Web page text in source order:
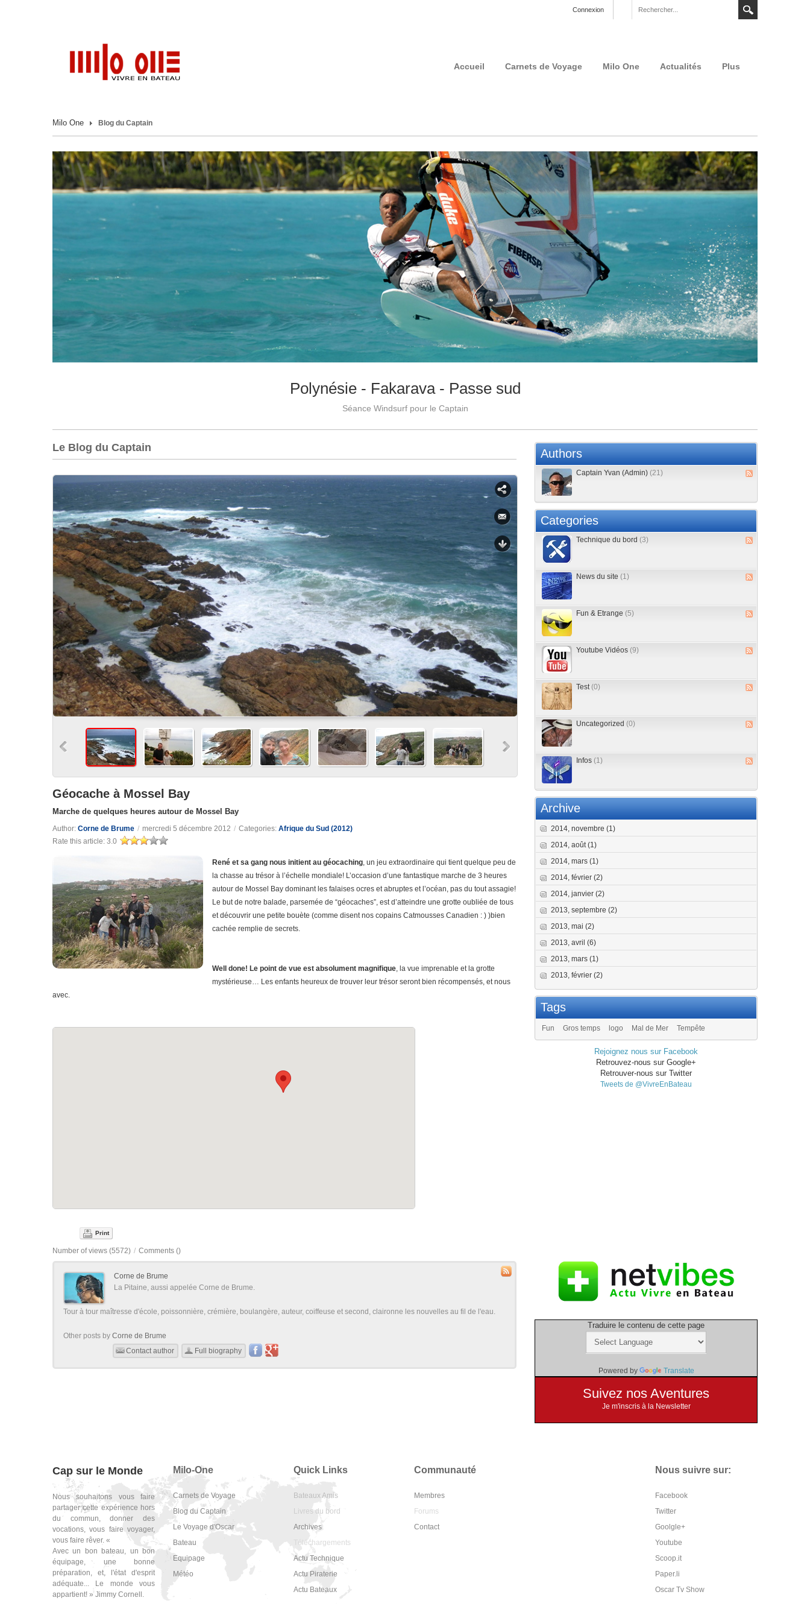
Connexion
Accueil Carnets de Voyage Milo One Actualités Plus
Milo One Blog du Captain
Polynésie - Fakarava - Passe sud
Séance Windsurf pour le Captain
Le Blog du Captain
Géocache à Mossel Bay
Marche de quelques heures autour de Mossel Bay
Author: Corne de Brume / mercredi 5 décembre 2012 / Categories: Afrique du Sud (2012)
Rate this article: 3.0
René et sa gang nous initient au géocaching, un jeu extraordinaire qui tient quelque peu de
la chasse au trésor à l’échelle mondiale! L’occasion d’une fantastique marche de 3 heures
autour de Mossel Bay dominant les falaises ocres et abruptes et l’océan, pas du tout assagie!
Le but de notre balade, parsemée de “géocaches”, est d’atteindre une grotte oubliée de tous
et découvrir une petite bouète (comme disent nos copains Catmousses Canadien : ) )bien
cachée remplie de secrets.
Well done! Le point de vue est absolument magnifique, la vue imprenable et la grotte
mystérieuse… Les enfants heureux de trouver leur trésor seront bien récompensés, et nous
avec.
Print
Number of views (5572) / Comments ()
Corne de Brume
La Pitaine, aussi appelée Corne de Brume.
Tour à tour maîtresse d'école, poissonnière, crémière, boulangère, auteur, coiffeuse et second, claironne les nouvelles au fil de l'eau.
Other posts by Corne de Brume
Contact author
Full biography
Authors
Captain Yvan (Admin) (21)
Categories
Technique du bord (3)
News du site (1)
Fun & Etrange (5)
Youtube Vidéos (9)
Test (0)
Uncategorized (0)
Infos (1)
Archive
2014, novembre (1)
2014, août(1)
2014, mars (1)
2014, février (2)
2014, janvier (2)
2013, septembre (2)
2013, mai (2)
2013, avril (6)
2013, mars (1)
2013, février (2)
Tags
Fun Gros temps logo Mal de Mer Tempête
Rejoignez nous sur Facebook
Retrouvez-nous sur Google+
Retrouver-nous sur Twitter
Tweets de @VivreEnBateau
Traduire le contenu de cette page
Powered by Translate
Suivez nos Aventures
Je m'inscris à la Newsletter
Cap sur le Monde
Nous souhaitons vous faire
partager cette expérience hors
du commun, donner des
vocations, vous faire voyager,
vous faire rêver. «
Avec un bon bateau, un bon
équipage, une bonne
préparation, et, l'état d'esprit
adéquate... Le monde vous
appartient! » Jimmy Cornell.
Milo-One
Carnets de Voyage
Blog du Captain
Le Voyage d'Oscar
Bateau
Equipage
Météo
Quick Links
Bateaux Amis
Livres du bord
Archives
Téléchargements
Actu Technique
Actu Piraterie
Actu Bateaux
Communauté
Membres
Forums
Contact
Nous suivre sur:
Facebook
Twitter
Goolgle+
Youtube
Scoop.it
Paper.li
Oscar Tv Show